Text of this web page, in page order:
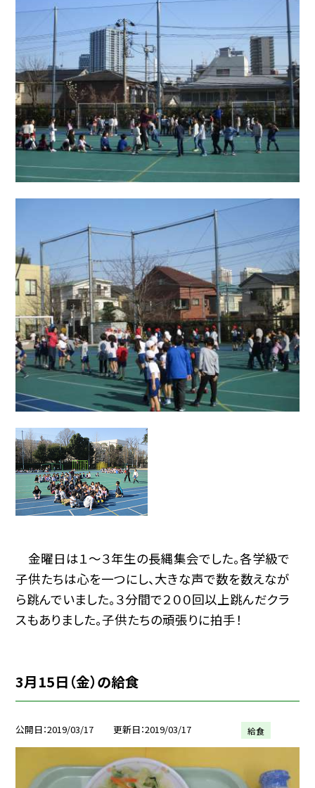
金曜日は１〜３年生の長縄集会でした。各学級で
子供たちは心を一つにし、大きな声で数を数えなが
ら跳んでいました。３分間で２００回以上跳んだクラ
スもありました。子供たちの頑張りに拍手！
3月15日（金）の給食
公開日 2019/03/17 更新日 2019/03/17 給食